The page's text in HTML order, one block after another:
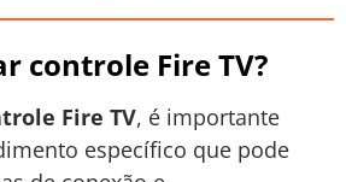
controle Fire TV?
Fire TV, é importante
específico que pode